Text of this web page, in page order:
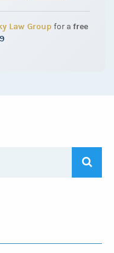
Law Group for a free